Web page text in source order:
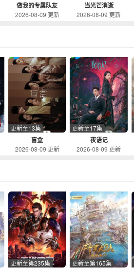
做我的专属队友
2026-08-09 更新
当光芒消逝
2026-08-09 更新
盲盒
更新至13集
2026-08-09 更新
夜语记
更新至17集
2026-08-09 更新
更新至第235集 更新至第165集